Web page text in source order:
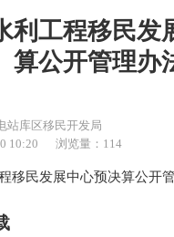
利工程移民发
算公开管理办
站库区移民开发局
10:20
浏览量：114
移民发展中心预决算公开